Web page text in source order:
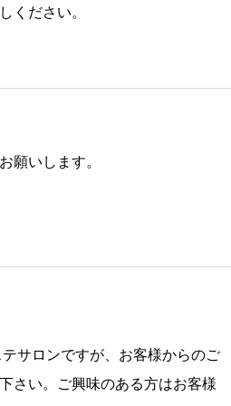
ください。
願いします。
サロンですが、お客様からのご
さい。ご興味のある方はお客様